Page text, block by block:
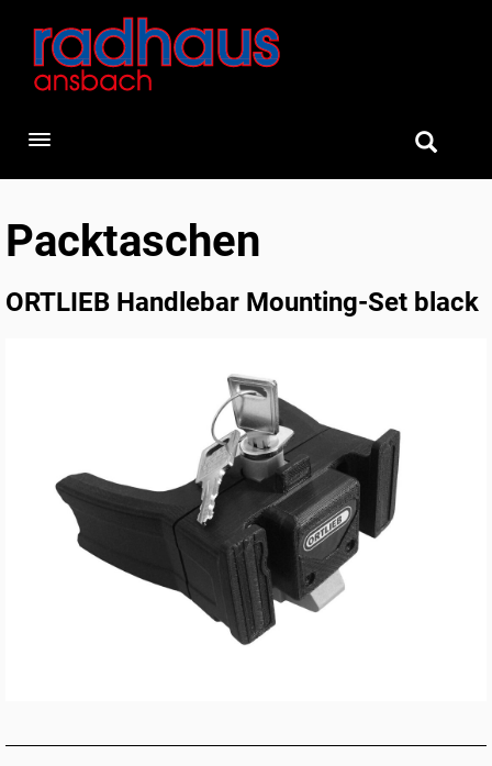
Toggle navigation
Packtaschen
ORTLIEB Handlebar Mounting-Set black